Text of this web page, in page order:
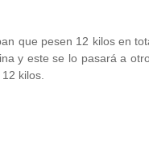
que pesen 12 kilos en
y este se lo pasará a
kilos.